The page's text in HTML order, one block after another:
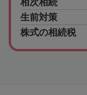
生前対策
株式の相続税